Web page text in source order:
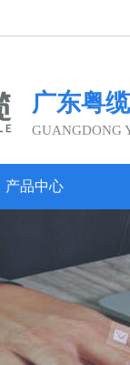
广东粤
GUANGDONG
产品中心